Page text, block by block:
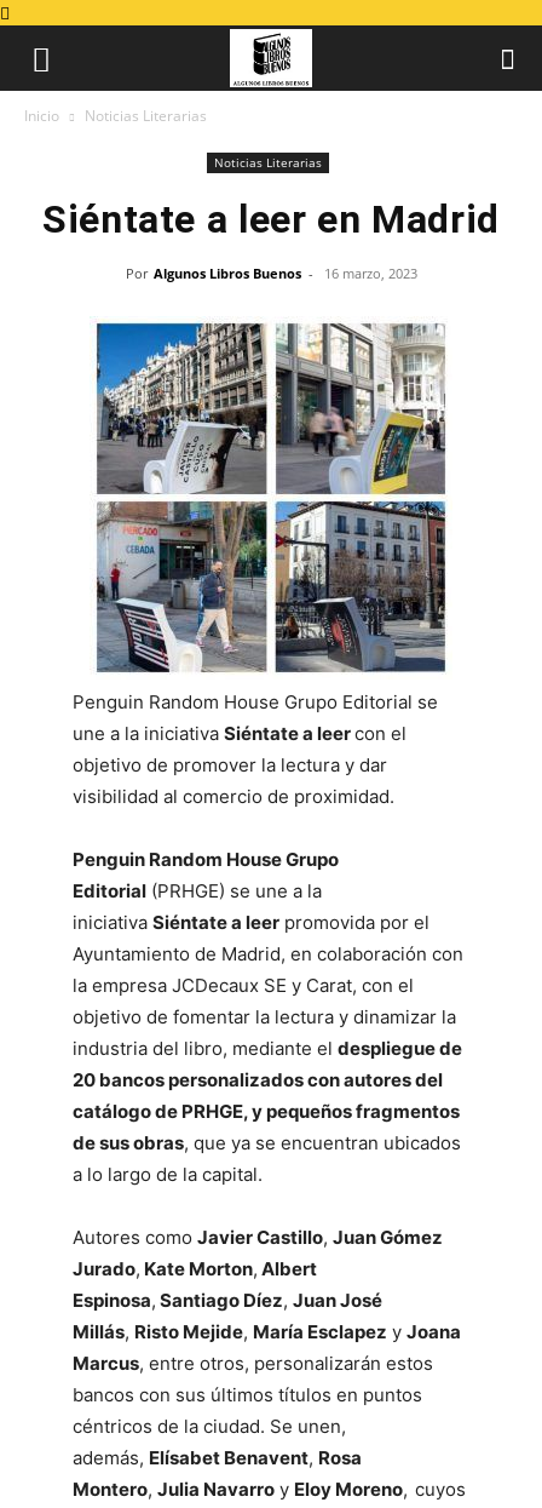
Inicio Noticias Literarias
Noticias Literarias
Siéntate a leer en Madrid
Por Algunos Libros Buenos - 16 marzo, 2023
Penguin Random House Grupo Editorial se
une a la iniciativa Siéntate a leercon el
objetivo de promover la lectura y dar
visibilidad al comercio de proximidad.
Penguin Random House Grupo
Editorial (PRHGE) se une a la
iniciativa Siéntate a leer promovida por el
Ayuntamiento de Madrid, en colaboración con
la empresa JCDecaux SE y Carat, con el
objetivo de fomentar la lectura y dinamizar la
industria del libro, mediante el despliegue de
20 bancos personalizados con autores del
catálogo de PRHGE, y pequeños fragmentos
de sus obras, que ya se encuentran ubicados
a lo largo de la capital.
Autores como Javier Castillo, Juan Gómez
Jurado, Kate Morton, Albert
Espinosa, Santiago Díez, Juan José
Millás, Risto Mejide, María Esclapez y Joana
Marcus, entre otros, personalizarán estos
bancos con sus últimos títulos en puntos
céntricos de la ciudad. Se unen,
además, Elísabet Benavent, Rosa
Montero, Julia Navarro y Eloy Moreno, cuyos